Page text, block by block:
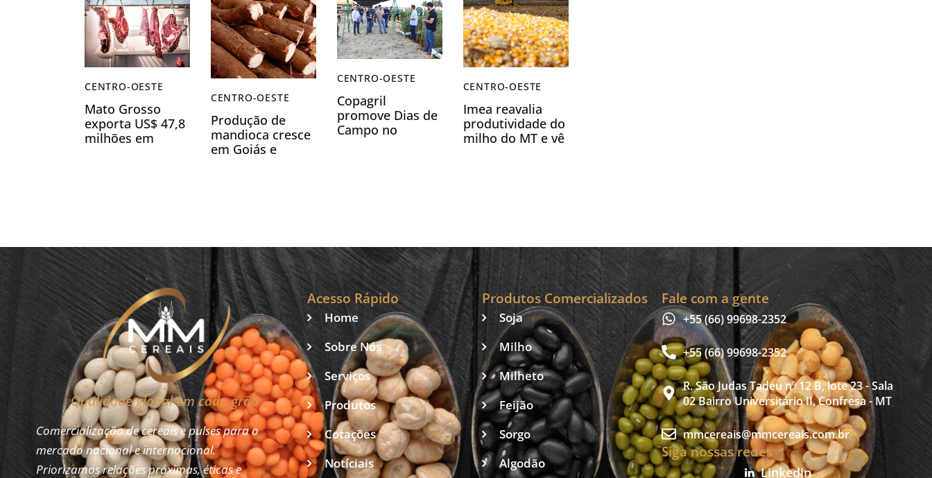
CENTRO-OESTE
Mato Grosso
exporta US$ 47,8
milhões em
CENTRO-OESTE
Produção de
mandioca cresce
em Goiás e
CENTRO-OESTE
Copagril
promove Dias de
Campo no
CENTRO-OESTE
Imea reavalia
produtividade do
milho do MT e vê
Qualidade global em cada grão
Comercialização de cereais e pulses para o
mercado nacional e internacional.
Priorizamos relações próximas, éticas e
Acesso Rápido
Home
Sobre Nós
Serviços
Produtos
Cotações
Notíciais
Produtos Comercializados
Soja
Milho
Milheto
Feijão
Sorgo
Algodão
Fale com a gente
+55 (66) 99698-2352
+55 (66) 99698-2352
R. São Judas Tadeu nº 12 B, lote 23 - Sala
02 Bairro Universitário II, Confresa - MT
mmcereais@mmcereais.com.br
Siga nossas redes
Linkedin